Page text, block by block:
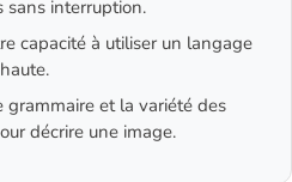
sans interruption.
capacité à utiliser un langage
grammaire et la variété des
décrire une image.